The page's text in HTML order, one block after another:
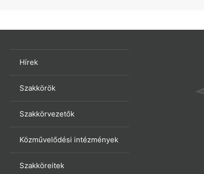
Hírek
Szakkörök
Szakkörvezetők
Közművelődési intézmények
Szakköreitek